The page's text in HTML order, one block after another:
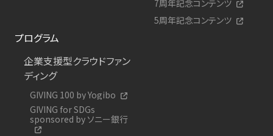
7周年記念コンテンツ
5周年記念コンテンツ
プログラム
企業支援型クラウドファン
ディング
GIVING 100 by Yogibo
GIVING for SDGs
sponsored by ソニー銀行